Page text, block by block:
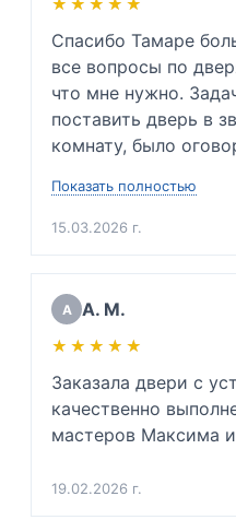
★★★★★
★★★★★
Спасибо Тамаре
все вопросы по
что мне нужно.
поставить дверь в
комнату, было
невозможно
какую входную
будущем, ибо мою
сказала
вежлива и
дела. Очень
(Для инженеров:
физике звуковой
металлов и тех.
да и просто хороший
Показать полностью
15.03.2026 г.
А А. М.
★★★★★
★★★★★
Заказала двери с
качественно
мастеров Максима
19.02.2026 г.